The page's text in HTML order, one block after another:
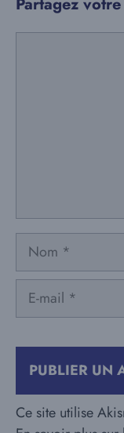
Nom
mail
Ce site utilise